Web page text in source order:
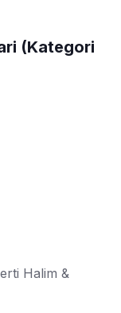
(Kategori
Halim &